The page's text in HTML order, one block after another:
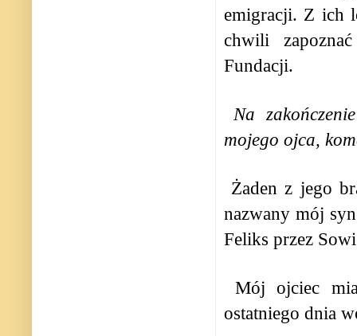
emigracji. Z ich
chwili
Fundacji.
Na
mojego ojca,
Żaden z jego
nazwany mój
Feliks przez
Mój ojciec
ostatniego dnia